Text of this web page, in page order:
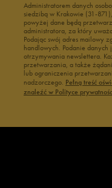
Administratorem danych
siedzibą w Krakowie (31-
powyżej dane będą
administratora, za który
Podając swój adres mailowy
handlowych. Podanie
otrzymywania newslettera.
przetwarzania, a także
lub ograniczenia
nadzorczego. Pełną treść
znaleźć w Polityce